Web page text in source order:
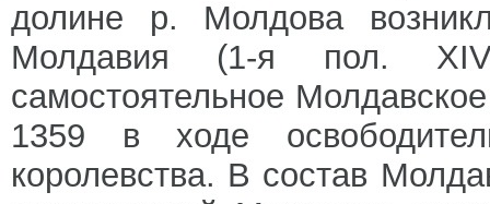
долине р. Молдова
Молдавия (1-я пол.
самостоятельное
1359 в ходе
королевства. В состав